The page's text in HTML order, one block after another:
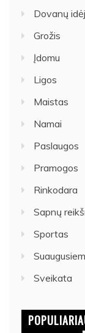
Dovanų
Grožis
Įdomu
Ligos
Maistas
Namai
Paslaugos
Pramogos
Rinkodara
Sapnų
Sportas
Sveikata